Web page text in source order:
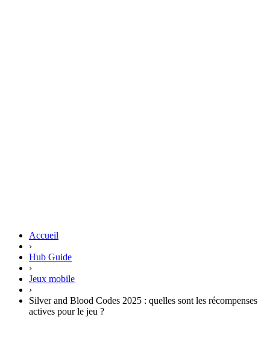
Accueil
›
Hub Guide
›
Jeux mobile
›
Silver and Blood Codes 2025 : quelles sont les récompenses
actives pour le jeu ?